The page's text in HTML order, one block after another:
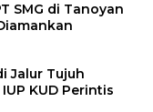
SMG di Tanoyan
Jalur Tujuh
KUD Perintis